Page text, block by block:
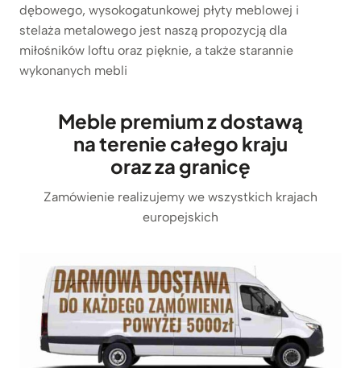
dębowego, wysokogatunkowej płyty meblowej i
stelaża metalowego jest naszą propozycją dla
miłośników loftu oraz pięknie, a także starannie
wykonanych mebli
Meble premium z dostawą
na terenie całego kraju
oraz za granicę
Zamówienie realizujemy we wszystkich krajach
europejskich